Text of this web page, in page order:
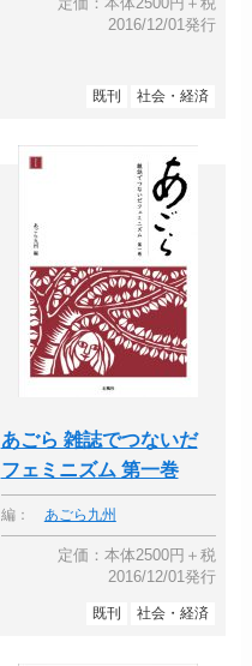
2016/12/01発行
既刊 社会・経済
あごら 雑誌でつないだ
フェミニズム 第一巻
編： あごら九州
定価：本体2500円＋税
2016/12/01発行
既刊 社会・経済